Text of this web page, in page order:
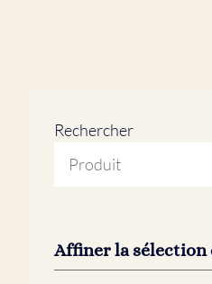
Rechercher
Affiner la sélection